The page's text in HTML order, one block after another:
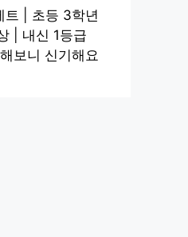
트 | 초등 3학년
| 내신 1등급
보니 신기해요